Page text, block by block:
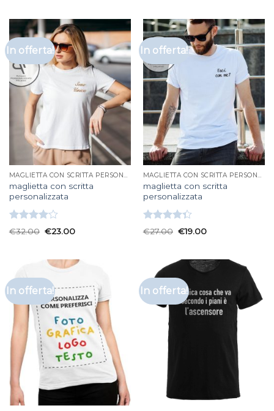
In offerta!
MAGLIETTA CON SCRITTA PERSONALIZZATA
maglietta con scritta
personalizzata
Valutato
€32.00 €23.00
In offerta!
MAGLIETTA CON SCRITTA PERSONALIZZATA
maglietta con scritta
personalizzata
Valutato
€27.00 €19.00
In offerta! In offerta!